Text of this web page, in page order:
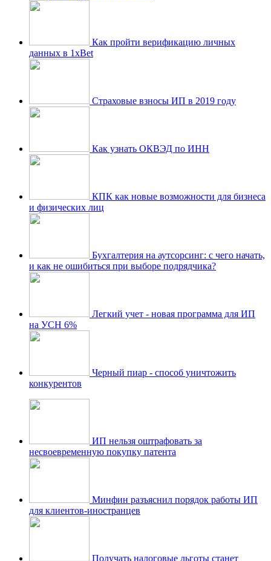
Как пройти верификацию личных
данных в 1xBet
Страховые взносы ИП в 2019 году
Как узнать ОКВЭД по ИНН
КПК как новые возможности для бизнеса
и физических лиц
Бухгалтерия на аутсорсинг: с чего начать,
и как не ошибиться при выборе подрядчика?
Легкий учет - новая программа для ИП
на УСН 6%
Черный пиар - способ уничтожить
конкурентов
ИП нельзя оштрафовать за
несвоевременную покупку патента
Минфин разъяснил порядок работы ИП
для клиентов-иностранцев
Получать налоговые льготы станет